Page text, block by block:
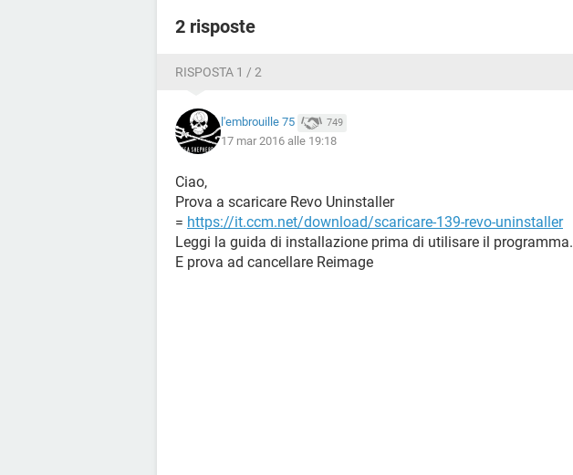
2 risposte
RISPOSTA 1 / 2
l'embrouille 75 749
17 mar 2016 alle 19:18
Ciao,
Prova a scaricare Revo Uninstaller
= https://it.ccm.net/download/scaricare-139-revo-uninstaller
Leggi la guida di installazione prima di utilisare il programma.
E prova ad cancellare Reimage